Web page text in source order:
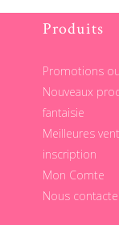
Produits
Promotions
Nouveaux
fantaisie
Meilleures
inscription
Mon Comte
Nous